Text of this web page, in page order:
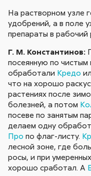
На растворном узле
удобрений, а в поле
препараты в рабочий
Г. М. Константинов:
посеянную по чистым
обработали Кредо
что на хорошо
растениях после
болезней, а потом
посеве по занятым
делаем одну
Про по флаг-листу.
лесной зоне, где
росы, и при
хорошо сработал. А